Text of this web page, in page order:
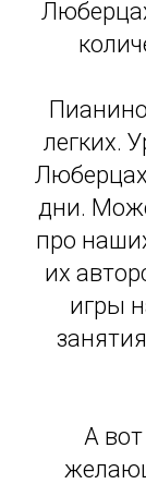
легких.
Люберцах
дни.
про
их
игры
А